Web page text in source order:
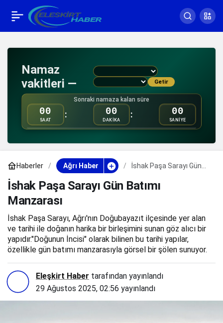
Namaz
vakitleri —
Getir
Sonraki namaza kalan süre
00
SAAT
: 00
DAKİKA
: 00
SANİYE
Haberler Ağrı Haber
İshak Paşa Sarayı Gün
İshak Paşa Sarayı Gün Batımı
Manzarası
İshak Paşa Sarayı, Ağrı'nın Doğubayazıt ilçesinde yer alan
ve tarihi ile doğanın harika bir birleşimini sunan göz alıcı bir
yapıdır."Doğunun İncisi" olarak bilinen bu tarihi yapılar,
özellikle gün batımı manzarasıyla görsel bir şölen sunuyor.
Eleşkirt Haber tarafından yayınlandı
29 Ağustos 2025, 02:56 yayınlandı
İshak Paşa Sarayı Gün Paylaş